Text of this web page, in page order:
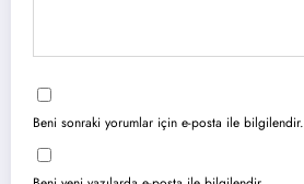
Beni sonraki yorumlar için e-posta ile bilgilendir.